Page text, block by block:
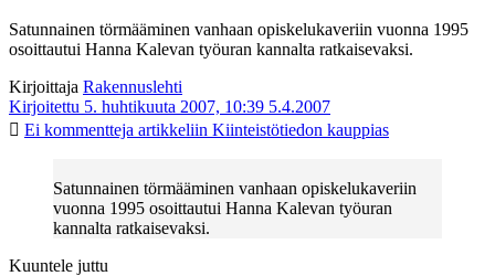
Satunnainen törmääminen vanhaan opiskelukaveriin vuonna 1995
osoittautui Hanna Kalevan työuran kannalta ratkaisevaksi.
Kirjoittaja Rakennuslehti
Kirjoitettu 5. huhtikuuta 2007, 10:39 5.4.2007
Ei kommentteja artikkeliin Kiinteistötiedon kauppias
Satunnainen törmääminen vanhaan opiskelukaveriin
vuonna 1995 osoittautui Hanna Kalevan työuran
kannalta ratkaisevaksi.
Kuuntele juttu